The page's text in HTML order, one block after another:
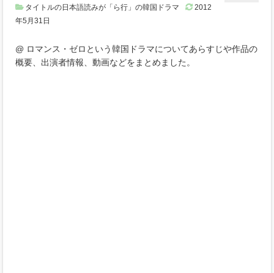
タイトルの日本語読みが「ら行」の韓国ドラマ
2012
年5月31日
@ ロマンス・ゼロという韓国ドラマについてあらすじや作品の
概要、出演者情報、動画などをまとめました。